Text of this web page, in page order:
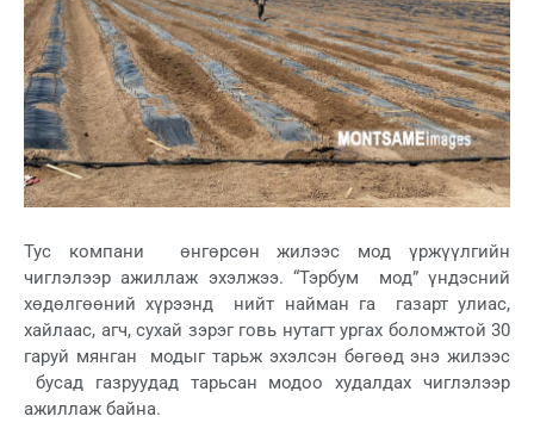
Тус компани өнгөрсөн жилээс мод үржүүлгийн
чиглэлээр ажиллаж эхэлжээ. “Тэрбум мод” үндэсний
хөдөлгөөний хүрээнд нийт найман га газарт улиас,
хайлаас, агч, сухай зэрэг говь нутагт ургах боломжтой 30
гаруй мянган модыг тарьж эхэлсэн бөгөөд энэ жилээс
бусад газруудад тарьсан модоо худалдах чиглэлээр
ажиллаж байна.